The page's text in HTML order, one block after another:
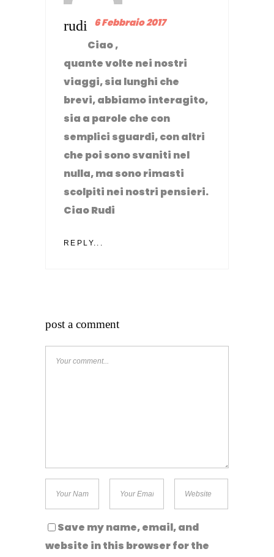
rudi 6 Febbraio 2017
Ciao ,
quante volte nei nostri
viaggi, sia lunghi che
brevi, abbiamo interagito,
sia a parole che con
semplici sguardi, con altri
che poi sono svaniti nel
nulla, ma sono rimasti
scolpiti nei nostri pensieri.
Ciao Rudi
REPLY...
post a comment
Save my name, email, and
website in this browser for the